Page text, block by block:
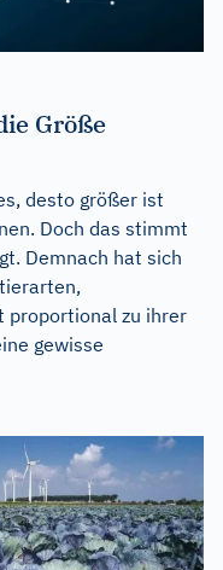
Größe
desto größer ist
Doch das stimmt
Demnach hat sich
proportional zu ihrer
gewisse